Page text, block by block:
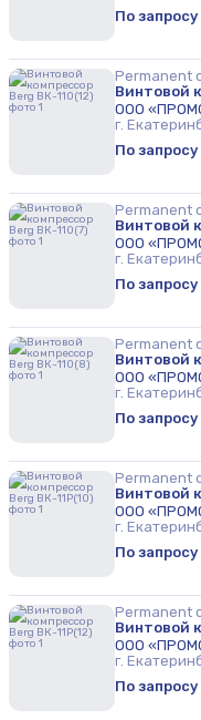
По запросу
Permanent
Винтовой
ООО
г.
По запросу
Permanent
Винтовой
ООО
г.
По запросу
Permanent
Винтовой
ООО
г.
По запросу
Permanent
Винтовой
ООО
г.
По запросу
Permanent
Винтовой
ООО
г.
По запросу